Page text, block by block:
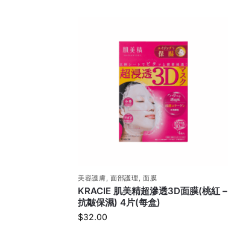
美容護膚,面部護理 ,面膜
KRACIE 肌美精超滲透3D面膜(桃紅 –
抗皺保濕) 4片(每盒)
$32.00